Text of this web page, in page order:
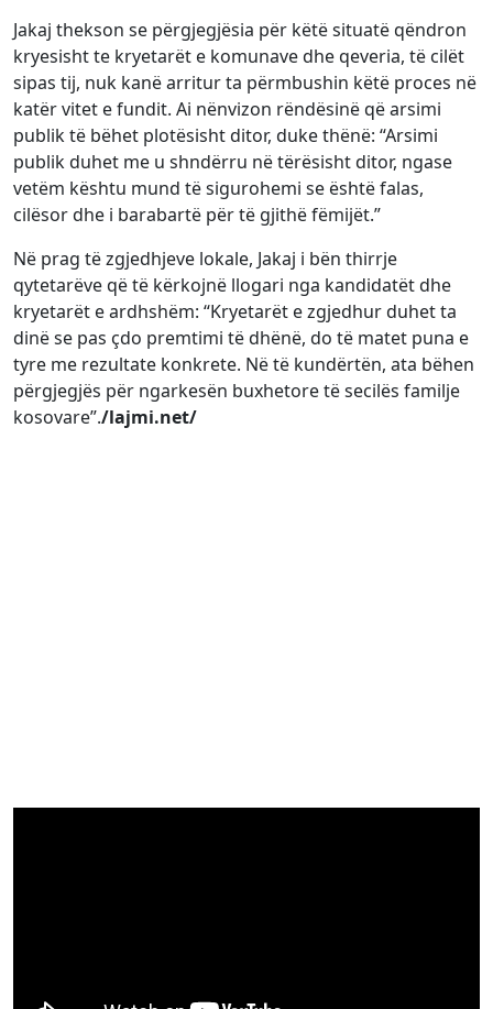
Jakaj thekson se përgjegjësia për këtë situatë qëndron
kryesisht te kryetarët e komunave dhe qeveria, të cilët
sipas tij, nuk kanë arritur ta përmbushin këtë proces në
katër vitet e fundit. Ai nënvizon rëndësinë që arsimi
publik të bëhet plotësisht ditor, duke thënë: “Arsimi
publik duhet me u shndërru në tërësisht ditor, ngase
vetëm kështu mund të sigurohemi se është falas,
cilësor dhe i barabartë për të gjithë fëmijët.”
Në prag të zgjedhjeve lokale, Jakaj i bën thirrje
qytetarëve që të kërkojnë llogari nga kandidatët dhe
kryetarët e ardhshëm: “Kryetarët e zgjedhur duhet ta
dinë se pas çdo premtimi të dhënë, do të matet puna e
tyre me rezultate konkrete. Në të kundërtën, ata bëhen
përgjegjës për ngarkesën buxhetore të secilës familje
kosovare”./lajmi.net/